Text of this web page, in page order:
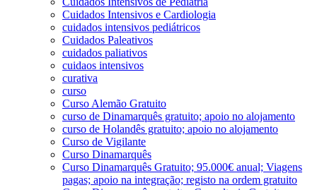
Cuidados Intensivos e Cardiologia
cuidados intensivos pediátricos
Cuidados Paleativos
cuidados paliativos
cuidaos intensivos
curativa
curso
Curso Alemão Gratuito
curso de Dinamarquês gratuito; apoio no alojamento
curso de Holandês gratuito; apoio no alojamento
Curso de Vigilante
Curso Dinamarquês
Curso Dinamarquês Gratuito; 95.000€ anual; Viagens
pagas; apoio na integração; registo na ordem gratuito